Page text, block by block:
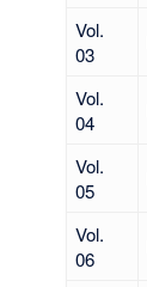
Vol.
03
Vol.
04
Vol.
05
Vol.
06